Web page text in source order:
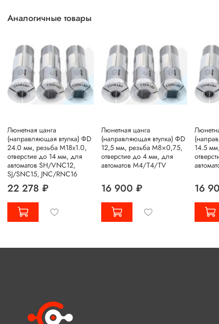
Аналогичные товары
Люнетная цанга
(направляющая втулка) ΦD
24.0 мм, резьба M18x1.0,
отверстие до 14 мм, для
автоматов SH/VNC12,
SJ/SNC15, JNC/RNC16
22 278 ₽
Люнетная цанга
(направляющая втулка) ΦD
12,5 мм, резьба M8×0,75,
отверстие до 4 мм, для
автоматов M4/T4/TV
16 900 ₽
14.5
16